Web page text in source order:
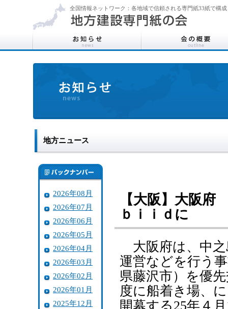
全国情報ネットワーク：各地域で信頼される専門紙33紙で構成
地方ニュース
2026年08月
2026年07月
2026年06月
2026年05月
2026年04月
2026年03月
2026年02月
2026年01月
2025年12月
【大阪】大阪
ｂｉｉｄに
大阪府は、中之
運営などを行う
県藤沢市）を優
度に船着き場、
開幕する25年４